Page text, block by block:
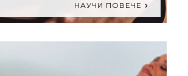
НАУЧИ ПОВЕЧЕ